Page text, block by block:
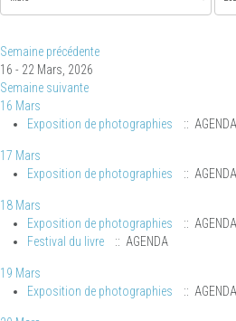
Semaine précédente
16 - 22 Mars, 2026
Semaine suivante
16 Mars
Exposition de photographies
:: AGENDA
17 Mars
Exposition de photographies
:: AGENDA
18 Mars
Exposition de photographies
:: AGENDA
Festival du livre
:: AGENDA
19 Mars
Exposition de photographies
:: AGENDA